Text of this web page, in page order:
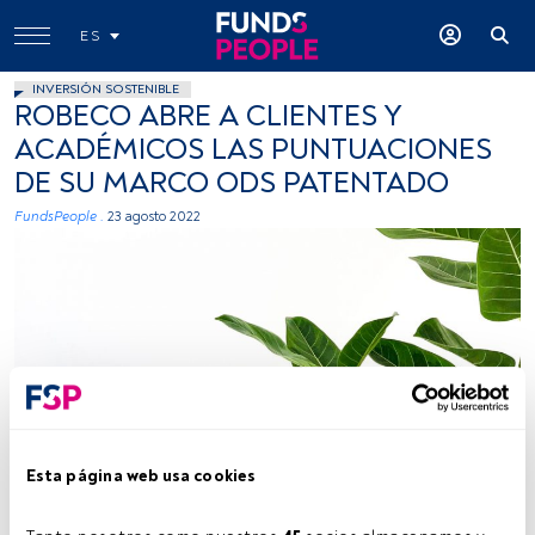
Esta página web usa cookies
ES
INVERSIÓN SOSTENIBLE
ROBECO ABRE A CLIENTES Y
ACADÉMICOS LAS PUNTUACIONES
DE SU MARCO ODS PATENTADO
FundsPeople . 23 agosto 2022
Tiempo lectura: